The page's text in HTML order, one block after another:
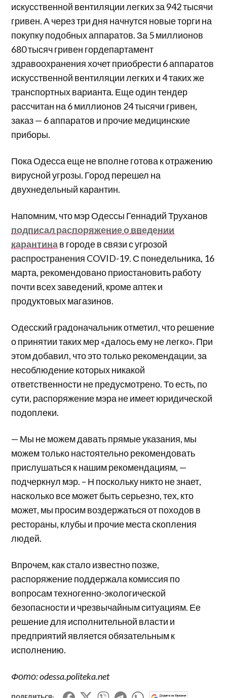
искусственной вентиляции легких за 942 тысячи
гривен. А через три дня начнутся новые торги на
покупку подобных аппаратов. За 5 миллионов
680 тысяч гривен гордепартамент
здравоохранения хочет приобрести 6 аппаратов
искусственной вентиляции легких и 4 таких же
транспортных варианта. Еще один тендер
рассчитан на 6 миллионов 24 тысячи гривен,
заказ — 6 аппаратов и прочие медицинские
приборы.
Пока Одесса еще не вполне готова к отражению
вирусной угрозы. Город перешел на
двухнедельный карантин.
Напомним, что мэр Одессы Геннадий Труханов
подписал распоряжение о введении
карантинав городе в связи с угрозой
распространения COVID-19. С понедельника, 16
марта, рекомендовано приостановить работу
почти всех заведений, кроме аптек и
продуктовых магазинов.
Одесский градоначальник отметил, что решение
о принятии таких мер «далось ему не легко». При
этом добавил, что это только рекомендации, за
несоблюдение которых никакой
ответственности не предусмотрено. То есть, по
сути, распоряжение мэра не имеет юридической
подоплеки.
— Мы не можем давать прямые указания, мы
можем только настоятельно рекомендовать
прислушаться к нашим рекомендациям, —
подчеркнул мэр. – Н поскольку никто не знает,
насколько все может быть серьезно, тех, кто
может, мы просим воздержаться от походов в
рестораны, клубы и прочие места скопления
людей.
Впрочем, как стало известно позже,
распоряжение поддержала комиссия по
вопросам техногенно-экологической
безопасности и чрезвычайным ситуациям. Ее
решение для исполнительной власти и
предприятий является обязательным к
исполнению.
Фото: odessa.politeka.net